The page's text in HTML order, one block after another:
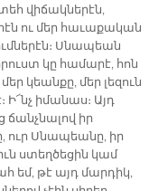
վիճակներէն,
ու մեր հաւաքական
Սնապեան
կը համարէ, հոն
կեանքը, մեր լեզուն
իմանաս։ Այդ
ճանչնալով իր
ուր Սնապեանը, իր
ստեղծեցին կամ
եմ, թէ այդ մարդիկ,